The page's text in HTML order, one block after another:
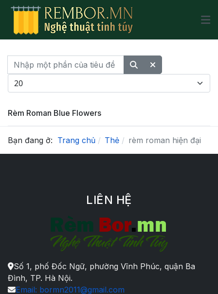
Nhập một phần của tiêu đề
Hiển thị #
Rèm Roman Blue Flowers
Bạn đang ở: Trang chủ Thẻ rèm roman hiện đại
LIÊN HỆ
Số 1, phố Đốc Ngữ, phường Vĩnh Phúc, quận Ba
Đình, TP. Hà Nội.
Email: bormn2011@gmail.com